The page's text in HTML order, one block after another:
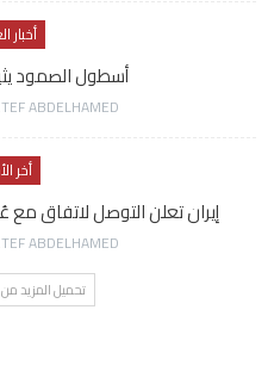
أخبار
أسطول الصمود
أخر
إيران تعلن التوصل لاتفاق
تحميل المزيد